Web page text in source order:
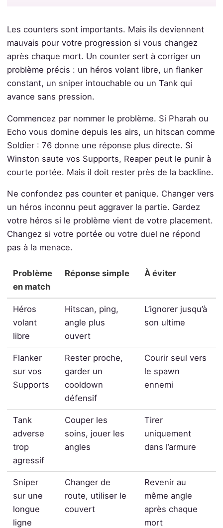
Les counters sont importants. Mais ils deviennent
mauvais pour votre progression si vous changez
après chaque mort. Un counter sert à corriger un
problème précis : un héros volant libre, un flanker
constant, un sniper intouchable ou un Tank qui
avance sans pression.
Commencez par nommer le problème. Si Pharah ou
Echo vous domine depuis les airs, un hitscan comme
Soldier : 76 donne une réponse plus directe. Si
Winston saute vos Supports, Reaper peut le punir à
courte portée. Mais il doit rester près de la backline.
Ne confondez pas counter et panique. Changer vers
un héros inconnu peut aggraver la partie. Gardez
votre héros si le problème vient de votre placement.
Changez si votre portée ou votre duel ne répond
pas à la menace.
Problème
en match
Réponse simple À éviter
Héros
volant
libre
Hitscan, ping,
angle plus
ouvert
L’ignorer jusqu’à
son ultime
Flanker
sur vos
Supports
Rester proche,
garder un
cooldown
défensif
Courir seul vers
le spawn
ennemi
Tank
adverse
trop
agressif
Couper les
soins, jouer les
angles
Tirer
uniquement
dans l’armure
Sniper
sur une
longue
ligne
Changer de
route, utiliser le
couvert
Revenir au
même angle
après chaque
mort